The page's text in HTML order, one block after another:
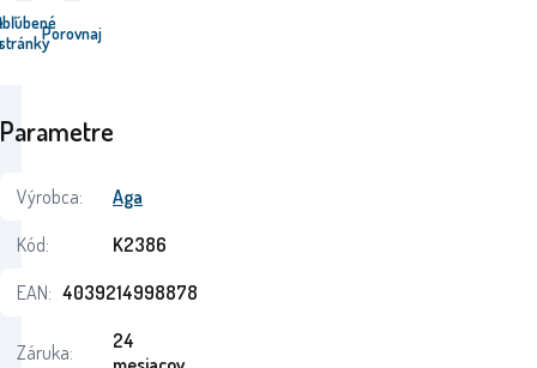
stránkyPorovnaj
Parametre
Výrobca:
Aga
Kód:
K2386
EAN: 4039214998878
Záruka:
24